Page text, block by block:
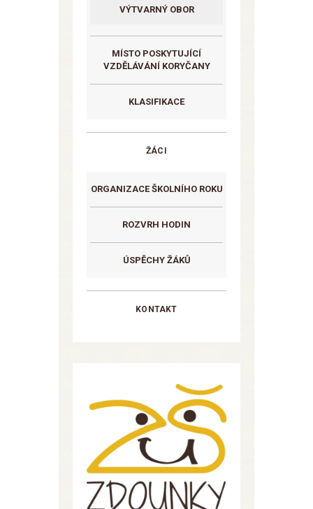
VÝTVARNÝ OBOR
MÍSTO POSKYTUJÍCÍ
VZDĚLÁVÁNÍ KORYČANY
KLASIFIKACE
ŽÁCI
ORGANIZACE ŠKOLNÍHO ROKU
ROZVRH HODIN
ÚSPĚCHY ŽÁKŮ
KONTAKT